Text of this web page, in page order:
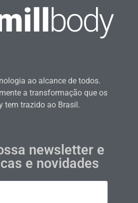
ao alcance de todos.
a transformação que os
tem trazido ao Brasil.
newsletter e
e novidades